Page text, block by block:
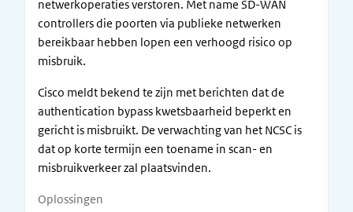
netwerkoperaties verstoren. Met name SD-WAN
controllers die poorten via publieke netwerken
bereikbaar hebben lopen een verhoogd risico op
misbruik.
Cisco meldt bekend te zijn met berichten dat de
authentication bypass kwetsbaarheid beperkt en
gericht is misbruikt. De verwachting van het NCSC is
dat op korte termijn een toename in scan- en
misbruikverkeer zal plaatsvinden.
Oplossingen